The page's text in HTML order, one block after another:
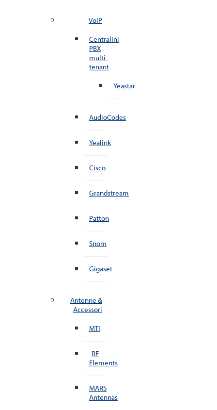
VoIP
Centralini
PBX
multi-
tenant
Yeastar
AudioCodes
Yealink
Cisco
Grandstream
Patton
Snom
Gigaset
Antenne &
Accessori
MTI
RF
Elements
MARS
Antennas